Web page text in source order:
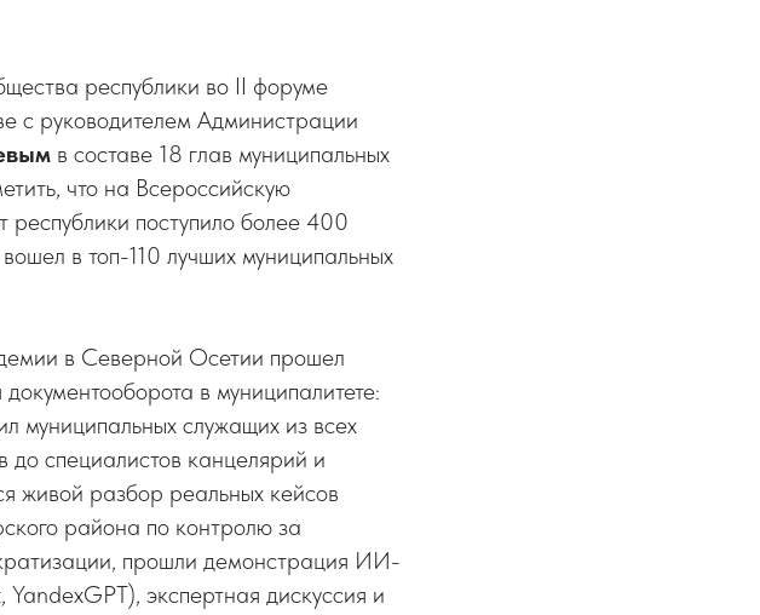
республики во II форуме
с руководителем Администрации
в составе 18 глав муниципальных
что на Всероссийскую
поступило более 400
вошел в топ-110 лучших муниципальных
в Северной Осетии прошел
в муниципалитете:
муниципальных служащих из всех
до специалистов канцелярий и
живой разбор реальных кейсов
района по контролю за
прошли демонстрация ИИ-
экспертная дискуссия и